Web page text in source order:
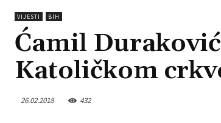
VIJESTI BIH
Ćamil
Katoličkom
26.02.2018 432